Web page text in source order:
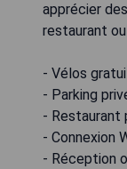
apprécier
restaurant
- Vélos
- Parking
- Restaurant
- Connexion
- Réception